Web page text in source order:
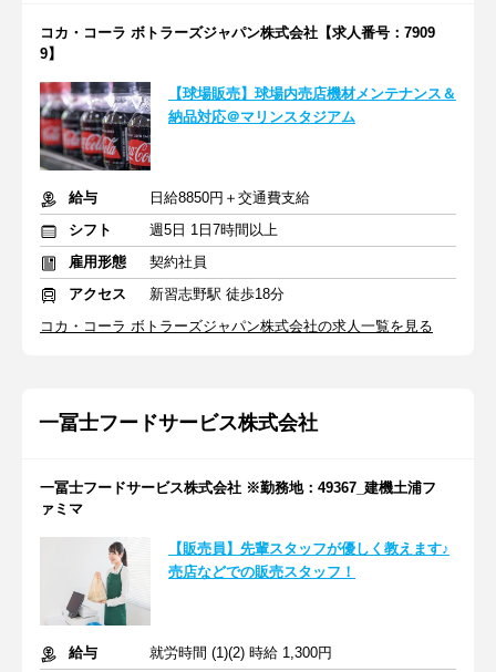
コカ・コーラ ボトラーズジャパン株式会社【求人番号：7909
9】
【球場販売】球場内売店機材メンテナンス＆
納品対応＠マリンスタジアム
給与
日給8850円＋交通費支給
シフト
週5日 1日7時間以上
雇用形態
契約社員
アクセス
新習志野駅 徒歩18分
コカ・コーラ ボトラーズジャパン株式会社の求人一覧を見る
一冨士フードサービス株式会社
一冨士フードサービス株式会社 ※勤務地：49367_建機土浦フ
ァミマ
【販売員】先輩スタッフが優しく教えます♪
売店などでの販売スタッフ！
給与
就労時間 (1)(2) 時給 1,300円